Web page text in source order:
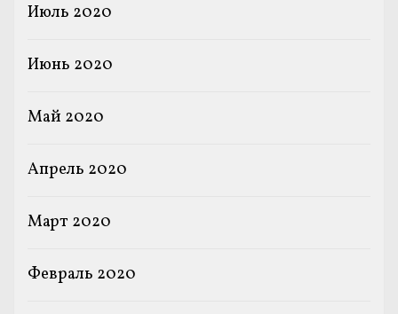
Июль 2020
Июнь 2020
Май 2020
Апрель 2020
Март 2020
Февраль 2020